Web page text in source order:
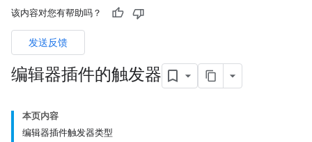
该内容对您有帮助吗？
发送反馈
编辑器插件的触发器
本页内容
编辑器插件触发器类型